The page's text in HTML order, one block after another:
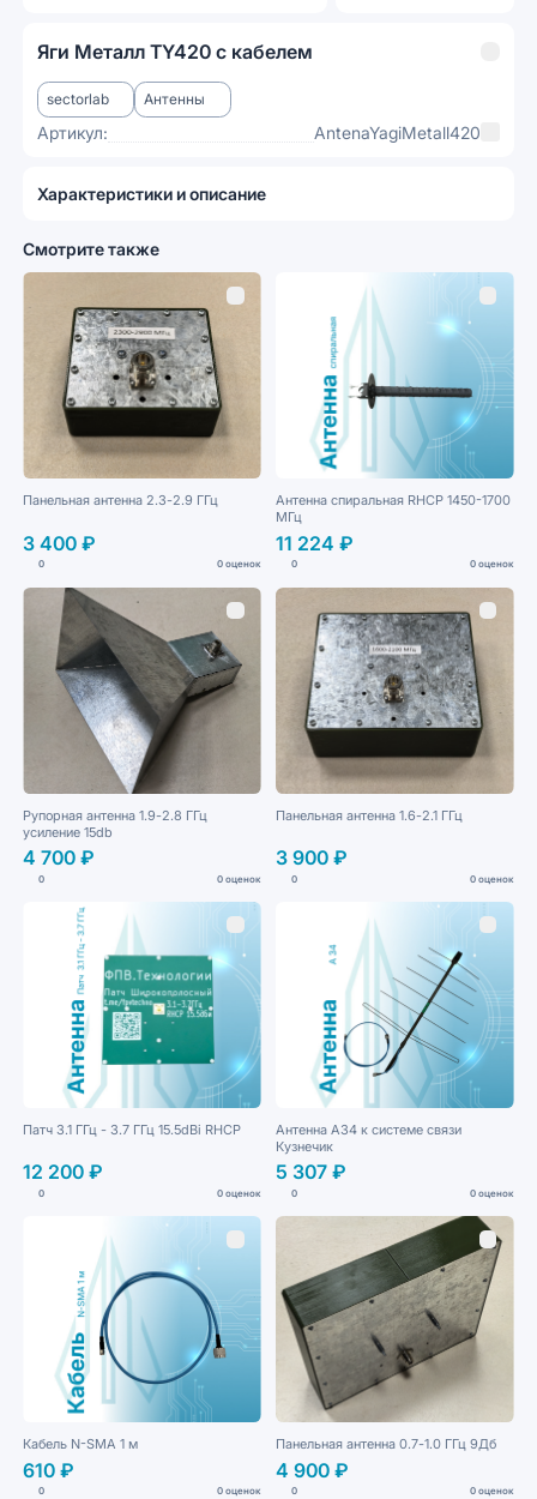
Яги Металл TY420 с кабелем
sectorlab Антенны
Артикул: AntenaYagiMetall420
Характеристики и описание
Смотрите также
Панельная антенна 2.3-2.9 ГГц
3 400 ₽
0 0 оценок
Антенна спиральная RHCP 1450-1700
МГц
11 224 ₽
0 0 оценок
Рупорная антенна 1.9-2.8 ГГц
усиление 15db
4 700 ₽
0 0 оценок
Панельная антенна 1.6-2.1 ГГц
3 900 ₽
0 0 оценок
Патч 3.1 ГГц - 3.7 ГГц 15.5dBi RHCP
12 200 ₽
0 0 оценок
Антенна А34 к системе связи
Кузнечик
5 307 ₽
0 0 оценок
Кабель N-SMA 1 м
610 ₽
0 0 оценок
Панельная антенна 0.7-1.0 ГГц 9Дб
4 900 ₽
0 0 оценок